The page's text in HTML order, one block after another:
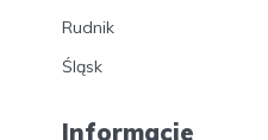
Rudnik
Śląsk
Informacje